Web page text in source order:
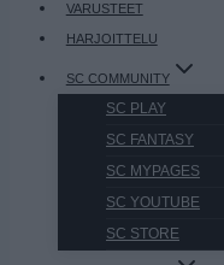
VARUSTEET
HARJOITTELU
SC COMMUNITY
SC PLAY
SC FANTASY
SC MYPAGES
SC YOUTUBE
SC STORE